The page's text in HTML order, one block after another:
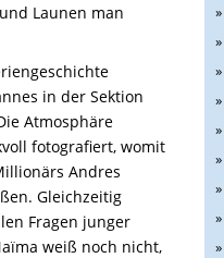
Launen man
in der Sektion
Atmosphäre
fotografiert, womit
Andres
Gleichzeitig
Fragen junger
weiß noch nicht,
»
»
»
»
»
»
»
»
»